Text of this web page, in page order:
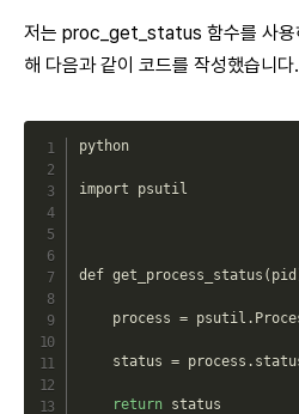
저는 proc_get_status 함수를 사용
해 다음과 같이 코드를 작성했습니다.
python
import psutil
def get_process_status ( pid
process = psutil .
    status
= process .
return status